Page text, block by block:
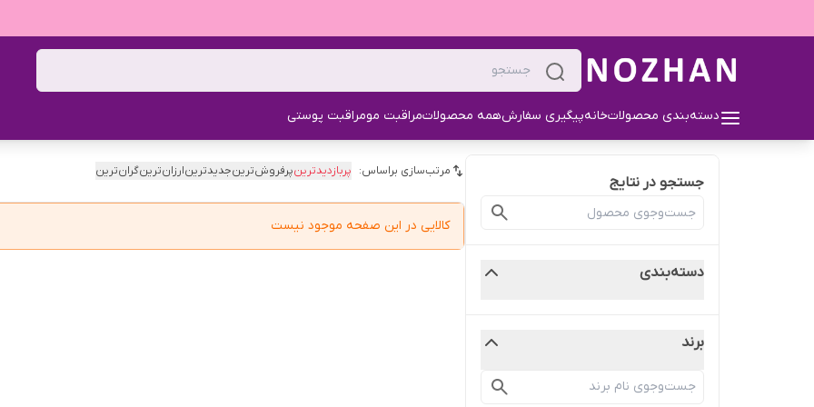
دسته‌بندی محصولاتخانهپیگیری سفارشهمه محصولاتمراقبت مومراقبت پوستی
جستجو در نتایج
دسته‌بندی
برند
مرتب‌سازی براساس: پربازدیدترینپرفروش‌ترینجدیدترینارزان‌ترینگران‌ترین
کالایی در این صفحه موجود نیست